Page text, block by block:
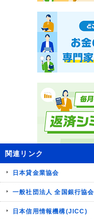
関連リンク
日本貸金業協会
一般社団法人 全国銀行協会
日本信用情報機構(JICC)